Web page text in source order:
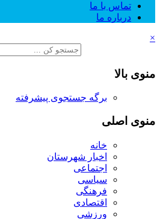
تماس با ما
درباره ما
×
منوی بالا
برگه جستجوی پیشرفته
منوی اصلی
خانه
اخبار شهرستان
اجتماعی
سیاسی
فرهنگی
اقتصادی
ورزشی